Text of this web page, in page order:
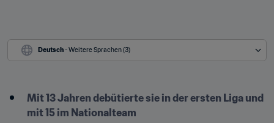
Deutsch - Weitere Sprachen (3)
Mit 13 Jahren debütierte sie in der ersten Liga und
mit 15 im Nationalteam